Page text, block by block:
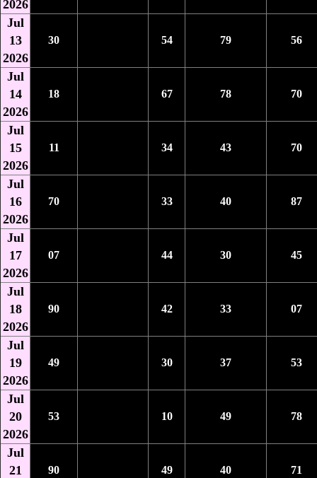
2026
Jul
13
2026
30 54 79 56
Jul
14
2026
18 67 78 70
Jul
15
2026
11 34 43 70
Jul
16
2026
70 33 40 87
Jul
17
2026
07 44 30 45
Jul
18
2026
90 42 33 07
Jul
19
2026
49 30 37 53
Jul
20
2026
53 10 49 78
Jul
21
90 49 40 71